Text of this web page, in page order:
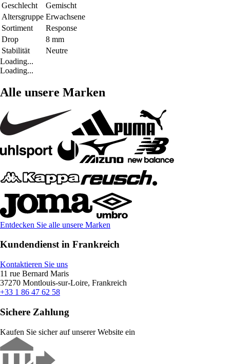
Geschlecht
Gemischt
Altersgruppe Erwachsene
Sortiment
Response
Drop
8 mm
Stabilität
Neutre
Loading...
Loading...
Alle unsere Marken
Entdecken Sie alle unsere Marken
Kundendienst in Frankreich
Kontaktieren Sie uns
11 rue Bernard Maris
37270 Montlouis-sur-Loire, Frankreich
+33 1 86 47 62 58
Sichere Zahlung
Kaufen Sie sicher auf unserer Website ein